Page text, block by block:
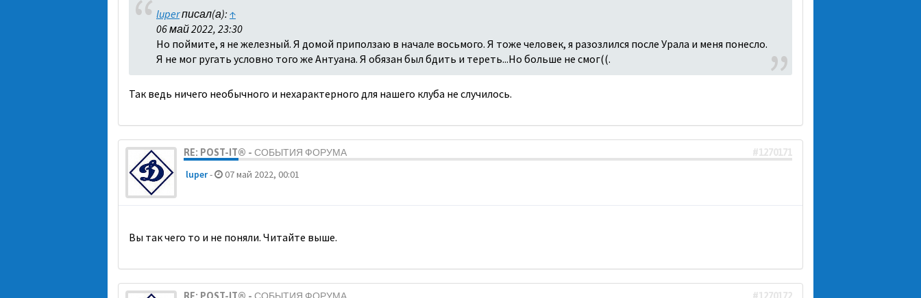
luperписал(а): ↑
06 май 2022, 23:30
Но поймите, я не железный. Я домой приползаю в начале восьмого. Я тоже человек, я разозлился после Урала и меня понесло.
Я не мог ругать условно того же Антуана. Я обязан был бдить и тереть...Но больше не смог((.
Так ведь ничего необычного и нехарактерного для нашего клуба не случилось.
RE: POST-IT® - СОБЫТИЯ ФОРУМА #1270171
luper- 07 май 2022, 00:01
Вы так чего то и не поняли. Читайте выше.